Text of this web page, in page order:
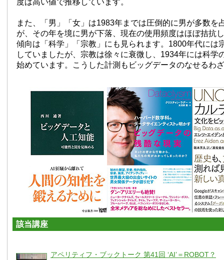
度は高い値で推移しています。
また、「男」「女」は1983年までは圧倒的に男が多数を
が、その年を境に男が下落、現在の使用頻度はほぼ拮抗
傾向は「科学」「宗教」にも見られます。1800年代には
していましたが、宗教は徐々に衰微し、1934年には科学
始めています。こうした計測もビッグデータのなせるわ
該当講座
アペリティフ・ブックトーク 第41回 ‘AI’＝ROBOT？